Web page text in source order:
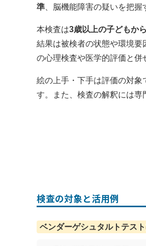
準 、脳機能障害の疑いを把
本検査は3歳以上の子どもか
結果は被検者の状態や環境要
の心理検査や医学的評価と併
絵の上手・下手は評価の対
す。また、検査の解釈には専
検査の対象と活用例
ベンダーゲシュタルトテスト